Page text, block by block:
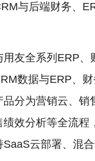
与后端财务、
用友全系列ERP
数据与ERP、
品分为营销云、
效分析等全流程
SaaS云部署、混